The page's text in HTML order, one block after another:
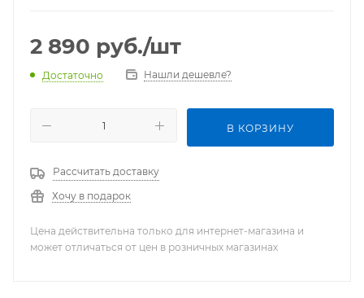
2 890 руб./шт
Достаточно Нашли дешевле?
В КОРЗИНУ
Рассчитать доставку
Хочу в подарок
Цена действительна только для интернет-магазина и
может отличаться от цен в розничных магазинах